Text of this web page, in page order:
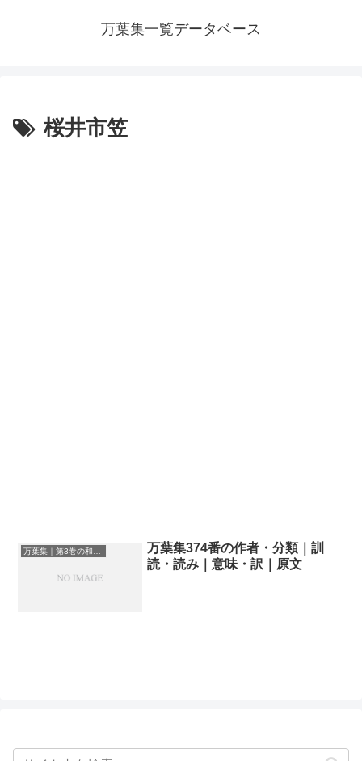
万葉集一覧データベース
桜井市笠
万葉集374番の作者・分類｜訓
読・読み｜意味・訳｜原文